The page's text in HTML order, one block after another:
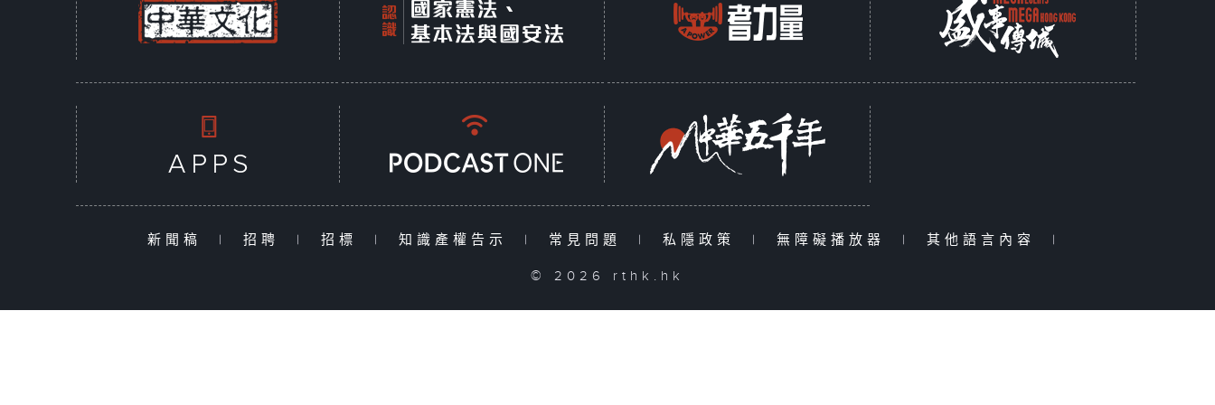
新聞稿 | 招聘 | 招標 | 知識產權告示 | 常見問題 | 私隱政策 | 無障礙播放器 | 其他語言內容 |
© 2026 rthk.hk